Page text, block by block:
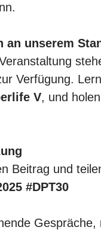
an unserem
Verfügung.
V, und
Beitrag und
#DPT30